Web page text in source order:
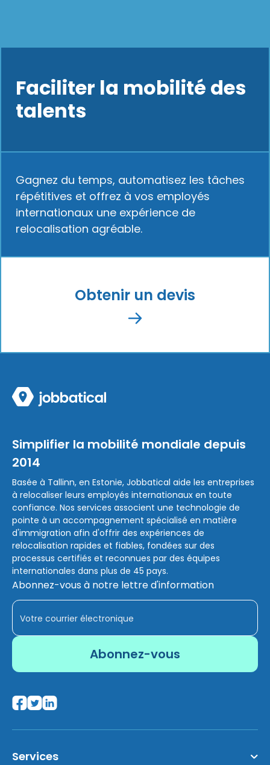
Faciliter la mobilité des
talents
Gagnez du temps, automatisez les tâches
répétitives et offrez à vos employés
internationaux une expérience de
relocalisation agréable.
Obtenir un devis
Simplifier la mobilité mondiale depuis
2014
Basée à Tallinn, en Estonie, Jobbatical aide les entreprises
à relocaliser leurs employés internationaux en toute
confiance. Nos services associent une technologie de
pointe à un accompagnement spécialisé en matière
d'immigration afin d'offrir des expériences de
relocalisation rapides et fiables, fondées sur des
processus certifiés et reconnues par des équipes
internationales dans plus de 45 pays.
Abonnez-vous à notre lettre d'information
Services